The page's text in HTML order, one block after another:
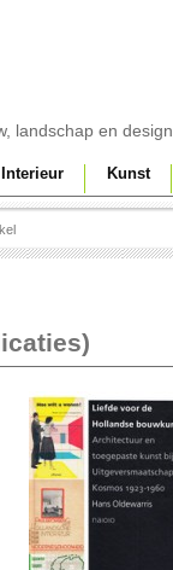
landschap en design
Kunst